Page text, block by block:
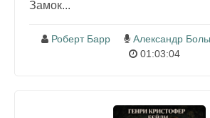
Замок...
Роберт Барр
Александр
01:03:04